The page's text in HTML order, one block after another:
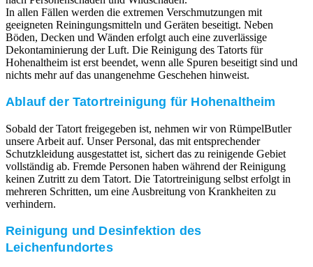
In allen Fällen werden die extremen Verschmutzungen mit
geeigneten Reiningungsmitteln und Geräten beseitigt. Neben
Böden, Decken und Wänden erfolgt auch eine zuverlässige
Dekontaminierung der Luft. Die Reinigung des Tatorts für
Hohenaltheim ist erst beendet, wenn alle Spuren beseitigt sind und
nichts mehr auf das unangenehme Geschehen hinweist.
Ablauf der Tatortreinigung für Hohenaltheim
Sobald der Tatort freigegeben ist, nehmen wir von RümpelButler
unsere Arbeit auf. Unser Personal, das mit entsprechender
Schutzkleidung ausgestattet ist, sichert das zu reinigende Gebiet
vollständig ab. Fremde Personen haben während der Reinigung
keinen Zutritt zu dem Tatort. Die Tatortreinigung selbst erfolgt in
mehreren Schritten, um eine Ausbreitung von Krankheiten zu
verhindern.
Reinigung und Desinfektion des
Leichenfundortes